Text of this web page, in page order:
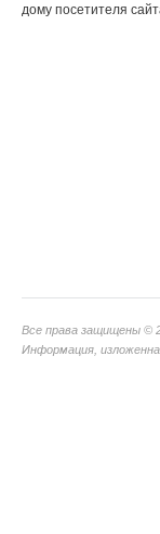
дому посетителя
Все права защищены ©
Информация,